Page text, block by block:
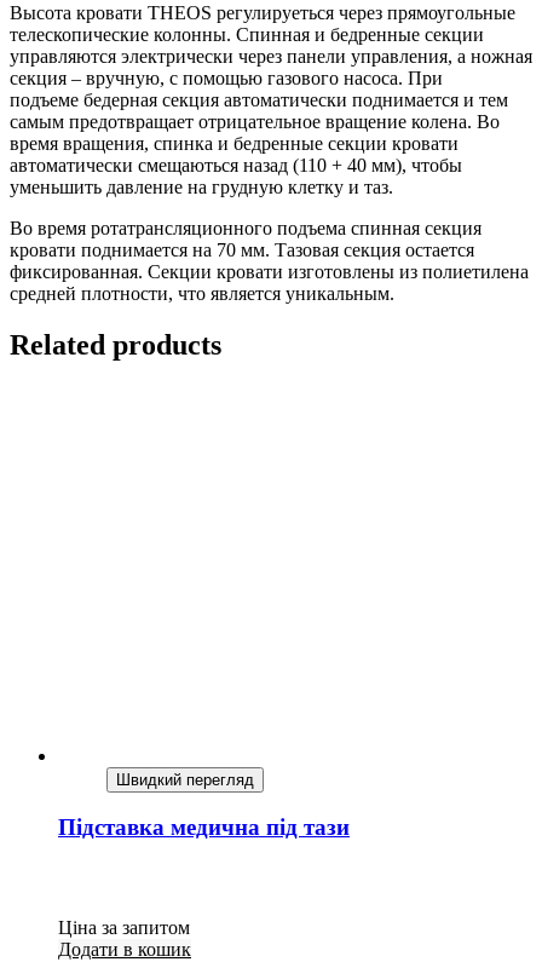
Высота кровати THEOS регулируеться через прямоугольные
телескопические колонны. Спинная и бедренные секции
управляются электрически через панели управления, а ножная
секция – вручную, с помощью газового насоса. При
подъеме бедерная секция автоматически поднимается и тем
самым предотвращает отрицательное вращение колена. Во
время вращения, спинка и бедренные секции кровати
автоматически смещаються назад (110 + 40 мм), чтобы
уменьшить давление на грудную клетку и таз.
Во время ротатрансляционного подъема спинная секция
кровати поднимается на 70 мм. Тазовая секция остается
фиксированная. Секции кровати изготовлены из полиетилена
средней плотности, что является уникальным.
Related products
Швидкий перегляд
Підставка медична під тази
Ціна за запитом
Додати в кошик